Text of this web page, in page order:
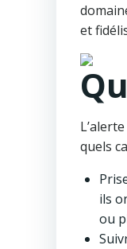
et
quels
ils
ou